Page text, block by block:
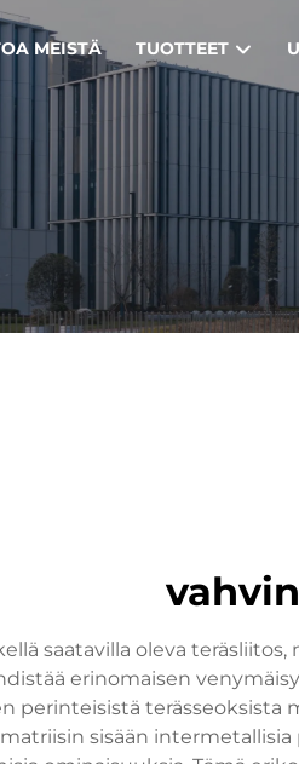
MEISTÄ TUOTTEET
saatavilla oleva
erinomaisen
terässeoksista
sisään intermetallisia